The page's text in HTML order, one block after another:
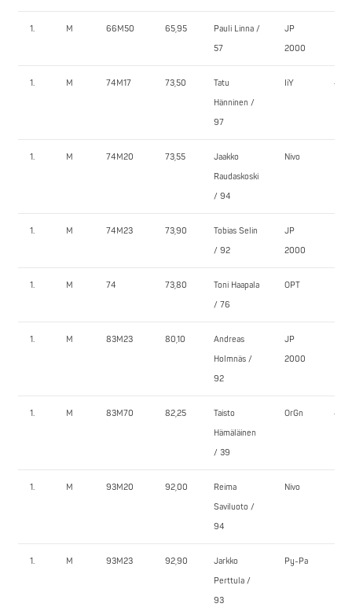
1. M 66M50 65,95
Pauli Linna /
57
JP
2000
1. M 74M17 73,50
Tatu
Hänninen /
97
IiY
1. M 74M20 73,55
Jaakko
Raudaskoski
/ 94
Nivo
1. M 74M23 73,90
Tobias Selin
/ 92
JP
2000
1. M 74 73,80
Toni Haapala
/ 76
OPT
1. M 83M23 80,10
Andreas
Holmnäs /
92
JP
2000
1. M 83M70 82,25
Taisto
Hämäläinen
/ 39
OrGn 157,5
1. M 93M20 92,00
Reima
Saviluoto /
94
Nivo
1. M 93M23 92,90
Jarkko
Perttula /
93
Py-Pa